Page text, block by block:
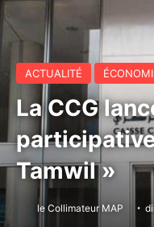
ACTUALITÉ
La CCG
Tamwil »
le Collimateur MAP